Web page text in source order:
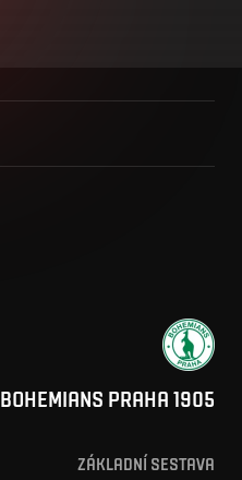
BOHEMIANS PRAHA 1905
ZÁKLADNÍ SESTAVA